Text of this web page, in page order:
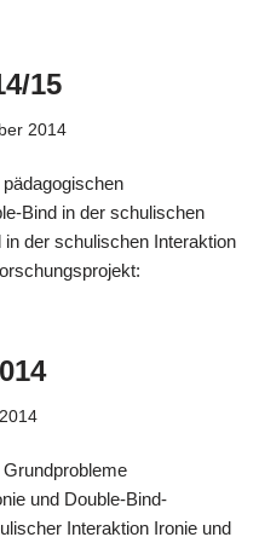
15
2014
Bind in der schulischen
der schulischen Interaktion
und Double-Bind-
Interaktion Ironie und